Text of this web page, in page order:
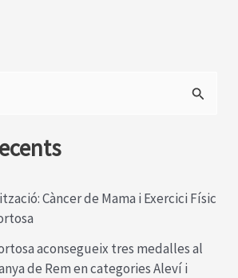
Càncer de Mama i Exercici Físic
aconsegueix tres medalles al
de Rem en categories Aleví i